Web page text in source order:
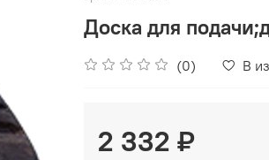
Доска для
(0) В
2 332 ₽